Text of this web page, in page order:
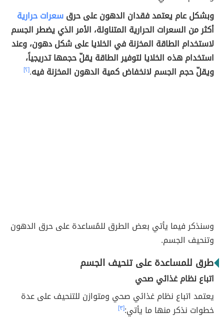
وبشكل عام يعتمد فقدان الدهون على حرقسعرات حرارية
أكثر من السعرات الحرارية المتناولة، الأمر الذي يضطر الجسم
لاستخدام الطاقة المخزنة في الخلايا على شكل دهون، وعند
استخدام هذه الخلايا لتوفير الطاقة يقلّ حجمها تدريجياً،
ويقلّ حجم الجسم لانخفاض كمية الدهون المخزنة فيه.[٢]
وسنذكر فيما يأتي بعض الطرق للمُساعدة على حرق الدهون
وتنحيف الجسم.
طرق للمساعدة على تنحيف الجسم
اتباع نظام غذائي صحي
يعتمد اتباع نظام غذائي صحي ومتوازن للتنحيف على عدة
خطوات نذكر منها ما يأتي:[٣]